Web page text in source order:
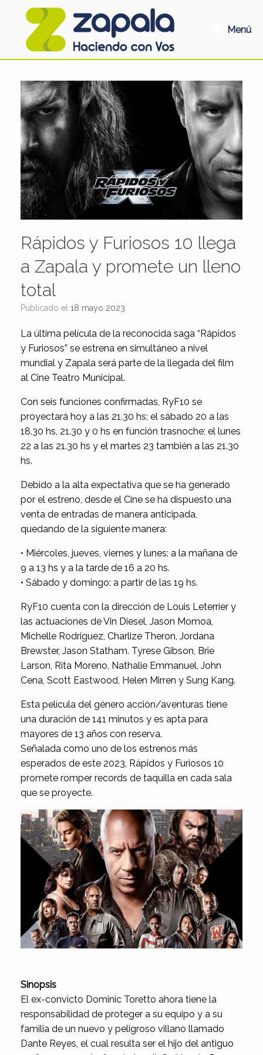
Menú
Rápidos y Furiosos 10 llega
a Zapala y promete un lleno
total
Publicado el 18 mayo 2023
La última película de la reconocida saga “Rápidos
y Furiosos” se estrena en simultáneo a nivel
mundial y Zapala será parte de la llegada del film
al Cine Teatro Municipal.
Con seis funciones confirmadas, RyF10 se
proyectará hoy a las 21.30 hs; el sábado 20 a las
18.30 hs, 21.30 y 0 hs en función trasnoche; el lunes
22 a las 21.30 hs y el martes 23 también a las 21.30
hs.
Debido a la alta expectativa que se ha generado
por el estreno, desde el Cine se ha dispuesto una
venta de entradas de manera anticipada,
quedando de la siguiente manera:
• Miércoles, jueves, viernes y lunes: a la mañana de
9 a 13 hs y a la tarde de 16 a 20 hs.
• Sábado y domingo: a partir de las 19 hs.
RyF10 cuenta con la dirección de Louis Leterrier y
las actuaciones de Vin Diesel, Jason Momoa,
Michelle Rodriguez, Charlize Theron, Jordana
Brewster, Jason Statham. Tyrese Gibson, Brie
Larson, Rita Moreno, Nathalie Emmanuel, John
Cena, Scott Eastwood, Helen Mirren y Sung Kang.
Esta película del género acción/aventuras tiene
una duración de 141 minutos y es apta para
mayores de 13 años con reserva.
Señalada como uno de los estrenos más
esperados de este 2023, Rápidos y Furiosos 10
promete romper records de taquilla en cada sala
que se proyecte.
Sinopsis
El ex-convicto Dominic Toretto ahora tiene la
responsabilidad de proteger a su equipo y a su
familia de un nuevo y peligroso villano llamado
Dante Reyes, el cual resulta ser el hijo del antiguo